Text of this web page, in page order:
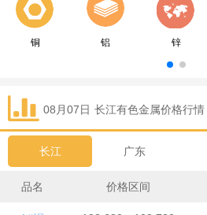
铜 铝 锌
08月07日 长江有色金属价格行情
长江 广东
品名 价格区间